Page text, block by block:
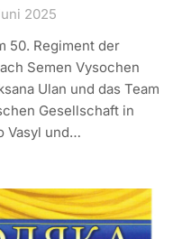
2025
50. Regiment der
Semen Vysochen
Ulan und das Team
Gesellschaft in
Vasyl und…